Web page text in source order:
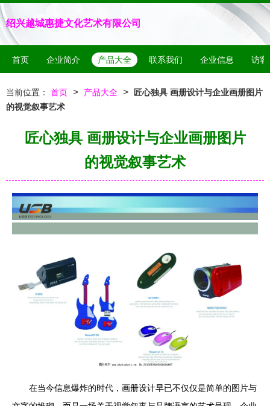
绍兴越城惠捷文化艺术有限公司
首页 企业简介 产品大全 联系我们 企业信息 访客
当前位置： 首页 > 产品大全 >
匠心独具 画册设计与企业画册图片
的视觉叙事艺术
匠心独具 画册设计与企业画册图片
的视觉叙事艺术
在当今信息爆炸的时代，画册设计早已不仅仅是简单的图片与